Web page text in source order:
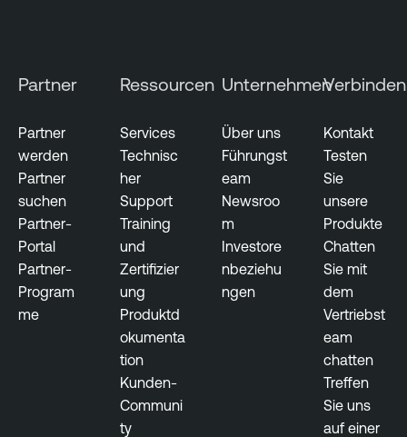
Partner
Partner
werden
Partner
suchen
Partner-
Portal
Partner-
Program
me
Ressourcen
Services
Technisc
her
Support
Training
und
Zertifizier
ung
Produktd
okumenta
tion
Kunden-
Communi
ty
Unternehmen
Über uns
Führungst
eam
Newsroo
m
Investore
nbeziehu
ngen
Verbinden
Kontakt
Testen
Sie
unsere
Produkte
Chatten
Sie mit
dem
Vertriebst
eam
chatten
Treffen
Sie uns
auf einer